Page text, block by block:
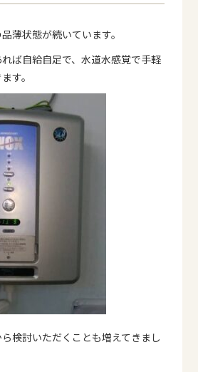
薄状態が続いています。
ば自給自足で、水道水感覚で手軽
す。
検討いただくことも増えてきまし